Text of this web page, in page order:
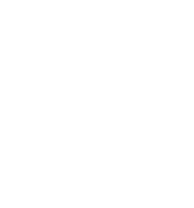
kend